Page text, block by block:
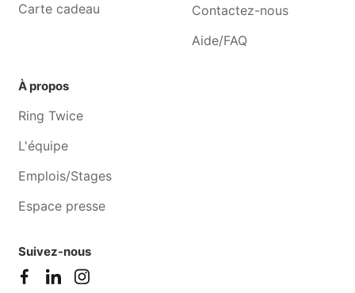
Watermael-boitsfort
Auderghem
Carte cadeau
Contactez-nous
Aide/FAQ
À propos
Ring Twice
L'équipe
Emplois/Stages
Espace presse
Suivez-nous